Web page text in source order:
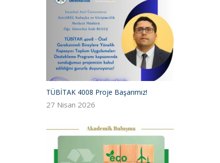
TÜBİTAK 4008 Proje Başarımız!
27 Nisan 2026